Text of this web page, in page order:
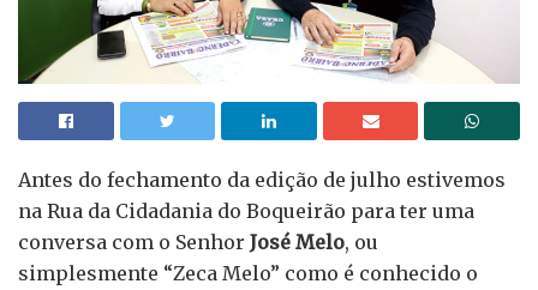
Antes do fechamento da edição de julho estivemos
na Rua da Cidadania do Boqueirão para ter uma
conversa com o Senhor José Melo, ou
simplesmente “Zeca Melo” como é conhecido o